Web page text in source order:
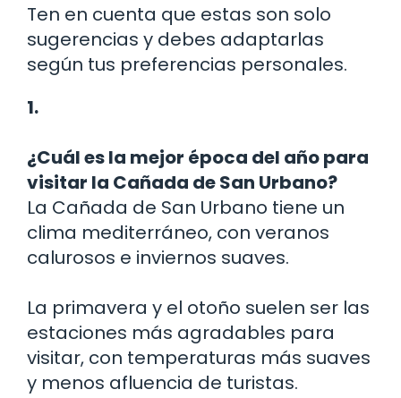
Ten en cuenta que estas son solo
sugerencias y debes adaptarlas
según tus preferencias personales.
1.
¿Cuál es la mejor época del año para
visitar la Cañada de San Urbano?
La Cañada de San Urbano tiene un
clima mediterráneo, con veranos
calurosos e inviernos suaves.
La primavera y el otoño suelen ser las
estaciones más agradables para
visitar, con temperaturas más suaves
y menos afluencia de turistas.